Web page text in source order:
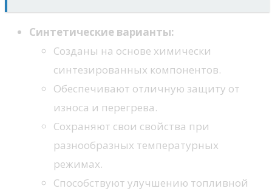
Синтетические варианты:
Созданы на основе химически
синтезированных компонентов.
Обеспечивают отличную защиту от
износа и перегрева.
Сохраняют свои свойства при
разнообразных температурных
режимах.
Способствуют улучшению топливной